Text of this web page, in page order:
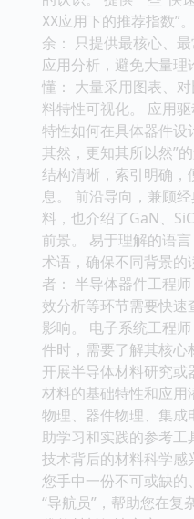
XX应用下的推荐指数”
余： 只提供最核心、
应用分析，避免大量
懂： 大量采用图表、
料特性可视化。 应用
特性如何在具体器件设
其然，更知其所以然”
结构清晰，索引明确，
息。 前沿导向，兼顾
料，也介绍了GaN、
前景。 易于理解的语
术语，确保不同背景的
者： 半导体器件工程
效分析等环节需要快
影响。 电子系统工程
件时，需要了解其核心
开展半导体材料研究
材料的基础特性和应用
物理、器件物理、集成
助学习和实践的参考工
技术背后的材料科学感
您手中一份不可或缺
“导航员”，帮助您在复